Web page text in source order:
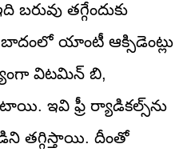
తగ్గేందుకు
యాంటీ ఆక్సిడెంట్లు
విట‌మిన్ బి,
ఇవి ఫ్రీ ర్యాడిక‌ల్స్‌ను
త‌గ్గిస్తాయి. దీంతో